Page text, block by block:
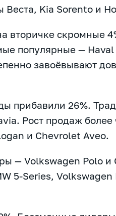
Kia Sorento и
вторичке скромные
популярные — Haval
завоёвывают
прибавили 26%.
Рост продаж более
и Chevrolet Aveo.
— Volkswagen Polo и
5-Series, Volkswagen